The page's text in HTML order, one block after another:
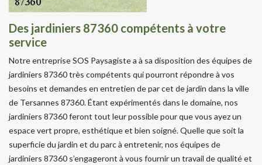
Des jardiniers 87360 compétents à votre
service
Notre entreprise SOS Paysagiste a à sa disposition des équipes de
jardiniers 87360 très compétents qui pourront répondre à vos
besoins et demandes en entretien de par cet de jardin dans la ville
de Tersannes 87360. Étant expérimentés dans le domaine, nos
jardiniers 87360 feront tout leur possible pour que vous ayez un
espace vert propre, esthétique et bien soigné. Quelle que soit la
superficie du jardin et du parc à entretenir, nos équipes de
jardiniers 87360 s’engageront à vous fournir un travail de qualité et